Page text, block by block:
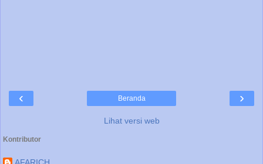
‹ ›
Beranda
Lihat versi web
Kontributor